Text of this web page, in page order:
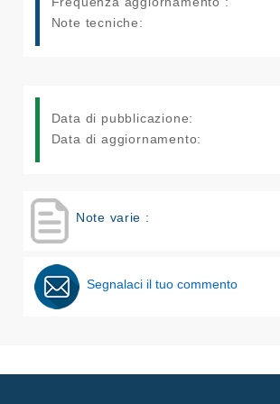
Note tecniche:
Data di pubblicazione:
Data di aggiornamento:
Note varie :
Segnalaci il tuo commento